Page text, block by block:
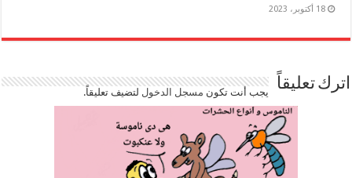
18 أكتوبر، 2023
اترك تعليقاً يجب أنت تكون مسجل الدخوللتضيف تعليقاً.